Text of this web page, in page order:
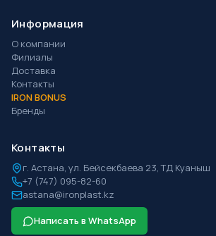
Информация
О компании
Филиалы
Доставка
Контакты
IRON BONUS
Бренды
Контакты
г. Астана, ул. Бейсекбаева 23, ТД Куаныш
+7 (747) 095-82-60
astana@ironplast.kz
Написать в WhatsApp